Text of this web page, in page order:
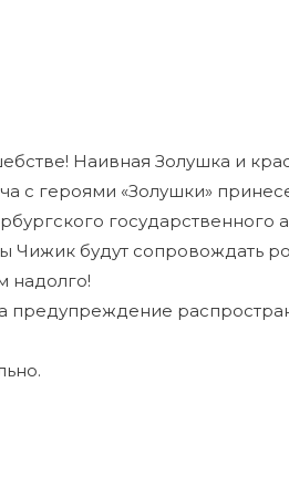
Наивная Золушка и
с героями «Золушки»
государственного
Чижик будут сопровождать
надолго!
предупреждение